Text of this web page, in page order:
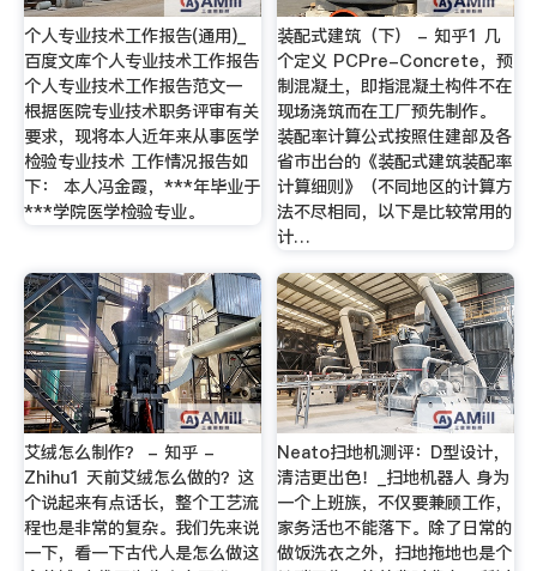
个人专业技术工作报告(通用)_
百度文库个人专业技术工作报告
个人专业技术工作报告范文一
根据医院专业技术职务评审有关
要求，现将本人近年来从事医学
检验专业技术 工作情况报告如
下： 本人冯金霞，***年毕业于
***学院医学检验专业。
装配式建筑（下） - 知乎1 几
个定义 PCPre-Concrete，预
制混凝土，即指混凝土构件不在
现场浇筑而在工厂预先制作。
装配率计算公式按照住建部及各
省市出台的《装配式建筑装配率
计算细则》（不同地区的计算方
法不尽相同，以下是比较常用的
计…
艾绒怎么制作？ - 知乎 -
Zhihu1 天前艾绒怎么做的？这
个说起来有点话长，整个工艺流
程也是非常的复杂。我们先来说
一下，看一下古代人是怎么做这
Neato扫地机测评：D型设计，
清洁更出色！_扫地机器人 身为
一个上班族，不仅要兼顾工作，
家务活也不能落下。除了日常的
做饭洗衣之外，扫地拖地也是个